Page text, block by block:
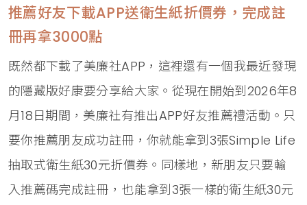
推薦好友下載APP送衛生紙折價券，完成註
冊再拿3000點
既然都下載了美廉社APP，這裡還有一個我最近發現
的隱藏版好康要分享給大家。從現在開始到2026年8
月18日期間，美廉社有推出APP好友推薦禮活動。只
要你推薦朋友成功註冊，你就能拿到3張Simple Life
抽取式衛生紙30元折價券。同樣地，新朋友只要輸
入推薦碼完成註冊，也能拿到3張一樣的衛生紙30元